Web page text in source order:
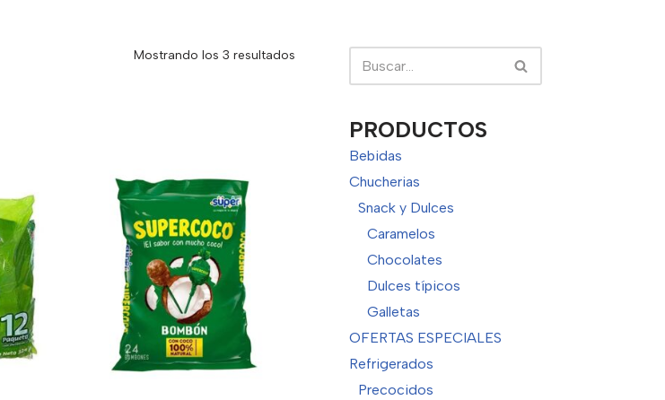
Mostrando los 3 resultados
PRODUCTOS
Bebidas
Chucherias
Snack y Dulces
Caramelos
Chocolates
Dulces típicos
Galletas
OFERTAS ESPECIALES
Refrigerados
Precocidos